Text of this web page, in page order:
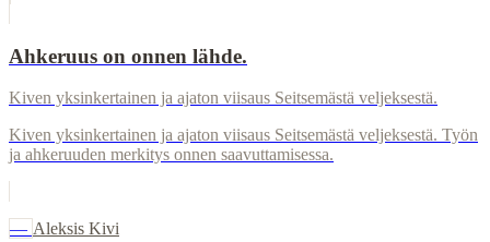
Ahkeruus on onnen lähde.
Kiven yksinkertainen ja ajaton viisaus Seitsemästä veljeksestä.
Kiven yksinkertainen ja ajaton viisaus Seitsemästä veljeksestä. Työn
ja ahkeruuden merkitys onnen saavuttamisessa.
— Aleksis Kivi